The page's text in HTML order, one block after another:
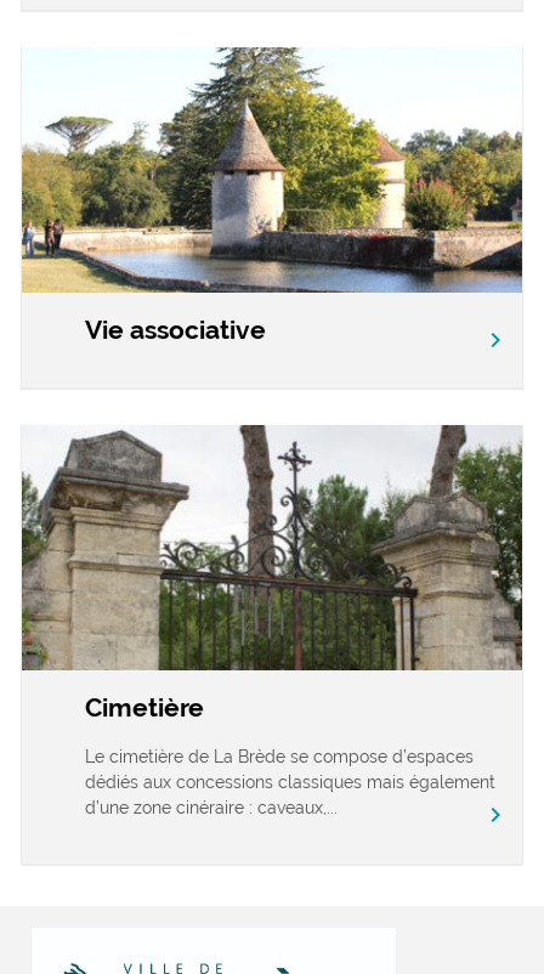
Vie associative chevron_right
Cimetière
Le cimetière de La Brède se compose d’espaces
dédiés aux concessions classiques mais également
d’une zone cinéraire : caveaux,...
chevron_right